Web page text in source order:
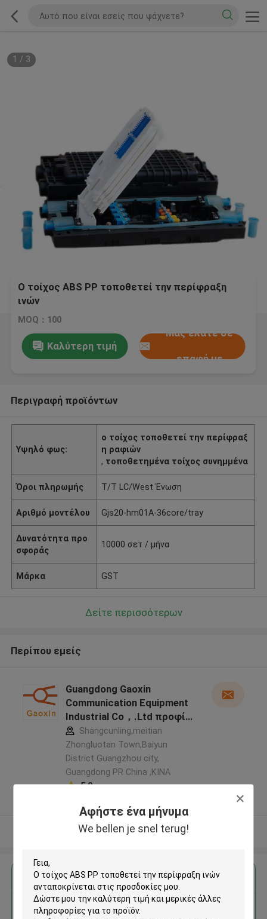
Αφήστε ένα μήνυμα
We bellen je snel terug!
1 / 3
Ο τοίχος ABS PP τοποθετεί την περίφραξη
ινών
MOQ：100
Καλύτερη τιμή
Μας ελάτε σε
επαφή με
Περιγραφή προϊόντων
Υψηλό φως:
ο τοίχος τοποθετεί την περίφραξ
η ραφιών
, τοποθετημένα τοίχος συνημμένα
Όροι πληρωμής T/T LC/West Ένωση
Αριθμό μοντέλου Gjs20-hm01A-36core/tray
Δυνατότητα προ
σφοράς
10000 σετ / μήνα
Μάρκα GST
Δείτε περισσότερων
Περίπου εμείς
Guangdong Gaoxin
Communication Equipment
Industrial Co，.Ltd προφίλ
κατασκευαστή
Shangcunling,meitian
Zhongluotan Town,Baiyun
District Guangzhou city,
Guangdong PR China ,ΚΙΝΑ
5.0
Δείτε περισσότερων
Αποκτήστε την καλύτερη τιμή για
Ο τοίχος ABS PP τοποθετεί